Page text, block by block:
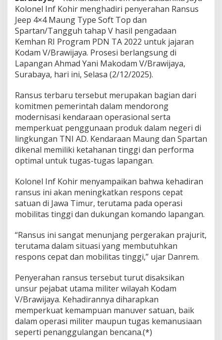
n
S
p
a
a
n
i
n
g
k
a
k
n
e
s
p
n
C
e
p
P
r
a
j
r
i
Kolonel Inf Kohir menghadiri penyerahan Ransus
Jeep 4×4 Maung Type Soft Top dan
Spartan/Tangguh tahap V hasil pengadaan
Kemhan RI Program PDN TA 2022 untuk jajaran
Kodam V/Brawijaya. Prosesi berlangsung di
Lapangan Ahmad Yani Makodam V/Brawijaya,
Surabaya, hari ini, Selasa (2/12/2025).
Ransus terbaru tersebut merupakan bagian dari
komitmen pemerintah dalam mendorong
modernisasi kendaraan operasional serta
memperkuat penggunaan produk dalam negeri di
lingkungan TNI AD. Kendaraan Maung dan Spartan
dikenal memiliki ketahanan tinggi dan performa
optimal untuk tugas-tugas lapangan.
Kolonel Inf Kohir menyampaikan bahwa kehadiran
ransus ini akan meningkatkan respons cepat
satuan di Jawa Timur, terutama pada operasi
mobilitas tinggi dan dukungan komando lapangan.
“Ransus ini sangat menunjang pergerakan prajurit,
terutama dalam situasi yang membutuhkan
respons cepat dan mobilitas tinggi,” ujar Danrem.
Penyerahan ransus tersebut turut disaksikan
unsur pejabat utama militer wilayah Kodam
V/Brawijaya. Kehadirannya diharapkan
memperkuat kemampuan manuver satuan, baik
dalam operasi militer maupun tugas kemanusiaan
seperti penanggulangan bencana.(*)